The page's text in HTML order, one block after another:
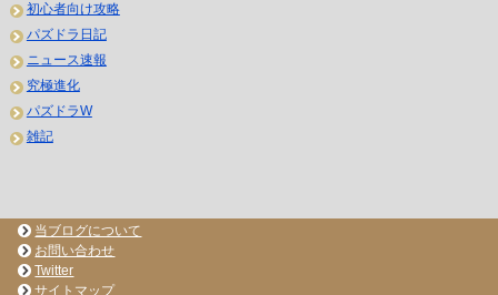
初心者向け攻略
パズドラ日記
ニュース速報
究極進化
パズドラW
雑記
当ブログについて
お問い合わせ
Twitter
サイトマップ